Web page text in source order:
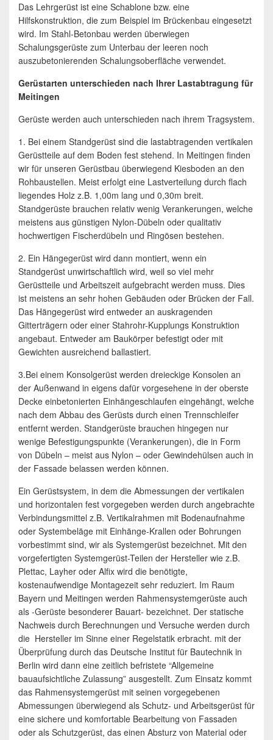
Das Lehrgerüst ist eine Schablone bzw. eine
Hilfskonstruktion, die zum Beispiel im Brückenbau eingesetzt
wird. Im Stahl-Betonbau werden überwiegen
Schalungsgerüste zum Unterbau der leeren noch
auszubetonierenden Schalungsoberfläche verwendet.
Gerüstarten unterschieden nach Ihrer Lastabtragung für
Meitingen
Gerüste werden auch unterschieden nach ihrem Tragsystem.
1. Bei einem Standgerüst sind die lastabtragenden vertikalen
Gerüstteile auf dem Boden fest stehend. In Meitingen finden
wir für unseren Gerüstbau überwiegend Kiesboden an den
Rohbaustellen. Meist erfolgt eine Lastverteilung durch flach
liegendes Holz z.B. 1,00m lang und 0,30m breit.
Standgerüste brauchen relativ wenig Verankerungen, welche
meistens aus günstigen Nylon-Dübeln oder qualitativ
hochwertigen Fischerdübeln und Ringösen bestehen.
2. Ein Hängegerüst wird dann montiert, wenn ein
Standgerüst unwirtschaftlich wird, weil so viel mehr
Gerüstteile und Arbeitszeit aufgebracht werden muss. Dies
ist meistens an sehr hohen Gebäuden oder Brücken der Fall.
Das Hängegerüst wird entweder an auskragenden
Gitterträgern oder einer Stahrohr-Kupplungs Konstruktion
angebaut. Entweder am Baukörper befestigt oder mit
Gewichten ausreichend ballastiert.
3.Bei einem Konsolgerüst werden dreieckige Konsolen an
der Außenwand in eigens dafür vorgesehene in der oberste
Decke einbetonierten Einhängeschlaufen eingehängt, welche
nach dem Abbau des Gerüsts durch einen Trennschleifer
entfernt werden. Standgerüste brauchen hingegen nur
wenige Befestigungspunkte (Verankerungen), die in Form
von Dübeln – meist aus Nylon – oder Gewindehülsen auch in
der Fassade belassen werden können.
Ein Gerüstsystem, in dem die Abmessungen der vertikalen
und horizontalen fest vorgegeben werden durch angebrachte
Verbindungsmittel z.B. Vertikalrahmen mit Bodenaufnahme
oder Systembeläge mit Einhänge-Krallen oder Bohrungen
vorbestimmt sind, wir als Systemgerüst bezeichnet. Mit den
vorgefertigten Systemgerüst-Teilen der Hersteller wie z.B.
Plettac, Layher oder Alfix wird die benötigte,
kostenaufwendige Montagezeit sehr reduziert. Im Raum
Bayern und Meitingen werden Rahmensystemgerüste auch
als -Gerüste besonderer Bauart- bezeichnet. Der statische
Nachweis durch Berechnungen und Versuche werden durch
die Hersteller im Sinne einer Regelstatik erbracht. mit der
Überprüfung durch das Deutsche Institut für Bautechnik in
Berlin wird dann eine zeitlich befristete “Allgemeine
bauaufsichtliche Zulassung” ausgestellt. Zum Einsatz kommt
das Rahmensystemgerüst mit seinen vorgegebenen
Abmessungen überwiegend als Schutz- und Arbeitsgerüst für
eine sichere und komfortable Bearbeitung von Fassaden
oder als Schutzgerüst, das einen Absturz von Material oder